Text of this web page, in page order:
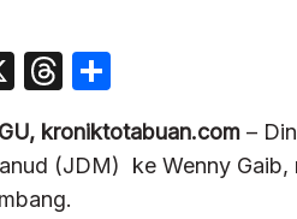
X
T
e
a
ar
e
kroniktotabuan.com –
(JDM) ke Wenny Gaib,